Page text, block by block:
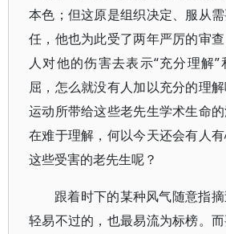
本色；但这原是组织决定、服从
任，他也为此受了两年严厉的审
人对他的伤害去表示“充分理解”
屈，怎么就没有人加以充分的理
运动所带给这些老先生学术生命
在难于理解，何以今天还会有人
这些受害的老先生呢？
跟着时下的某种风气随意指
轻易不过的，也最易流为标榜。